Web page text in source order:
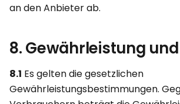
an den Anbieter ab.
8. Gewährleistung
8.1 Es gelten die gesetzlichen
Gewährleistungsbestimmungen.